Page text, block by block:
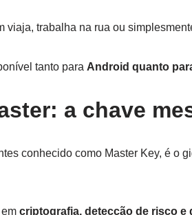
viaja, trabalha na rua ou
tanto para Android quanto
a chave
conhecido como Master Key, é o
criptografia, detecção de risco e